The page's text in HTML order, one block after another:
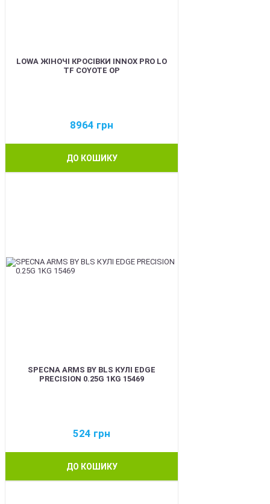
LOWA ЖІНОЧІ КРОСІВКИ INNOX PRO LO
TF COYOTE OP
8964 грн
ДО КОШИКУ
SPECNA ARMS BY BLS КУЛІ EDGE
PRECISION 0.25G 1KG 15469
524 грн
ДО КОШИКУ